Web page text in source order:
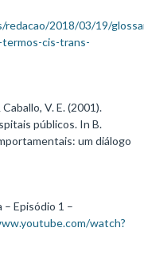
2018/03/19/
cis-trans-
V. E. (2001).
públicos. In B.
um diálogo
– Episódio 1 –
watch?